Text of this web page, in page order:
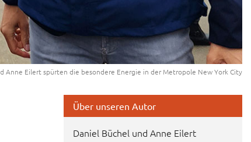
Anne Eilert spürten die besondere Energie in der Metropole New York City
Über unseren Autor
Daniel Büchel und Anne Eilert